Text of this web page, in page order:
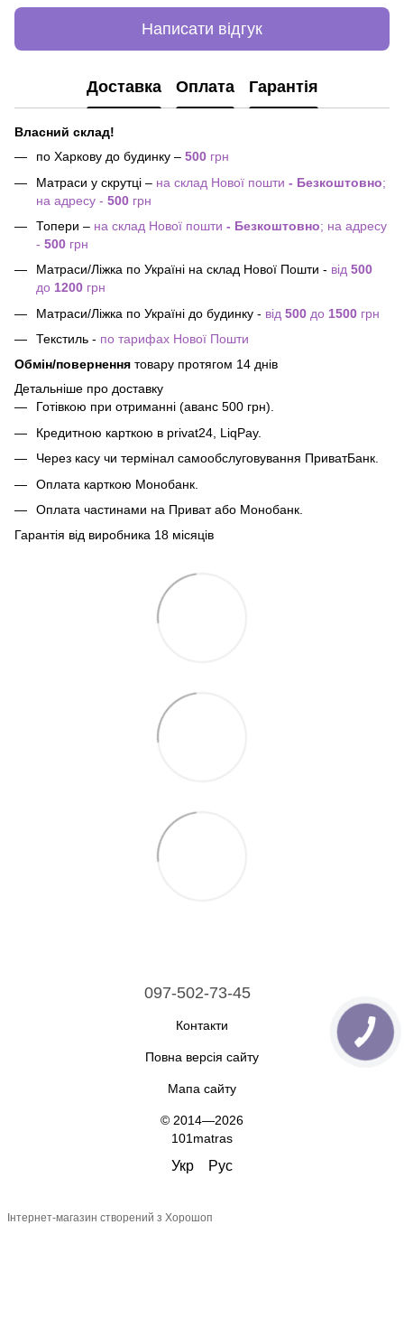
Написати відгук
Доставка Оплата Гарантія
Власний склад!
по Харкову до будинку – 500 грн
Матраси у скрутці – на склад Нової пошти - Безкоштовно;
на адресу - 500 грн
Топери – на склад Нової пошти - Безкоштовно; на адресу
- 500 грн
Матраси/Ліжка по Україні на склад Нової Пошти - від 500
до 1200 грн
Матраси/Ліжка по Україні до будинку - від 500 до 1500 грн
Текстиль - по тарифах Нової Пошти
Обмін/повернення товару протягом 14 днів
Детальніше про доставку
Готівкою при отриманні (аванс 500 грн).
Кредитною карткою в privat24, LiqPay.
Через касу чи термінал самообслуговування ПриватБанк.
Оплата карткою Монобанк.
Оплата частинами на Приват або Монобанк.
Гарантія від виробника 18 місяців
097-502-73-45
Контакти
Повна версія сайту
Мапа сайту
© 2014—2026
101matras
Укр Рус
Інтернет-магазин створений з Хорошоп